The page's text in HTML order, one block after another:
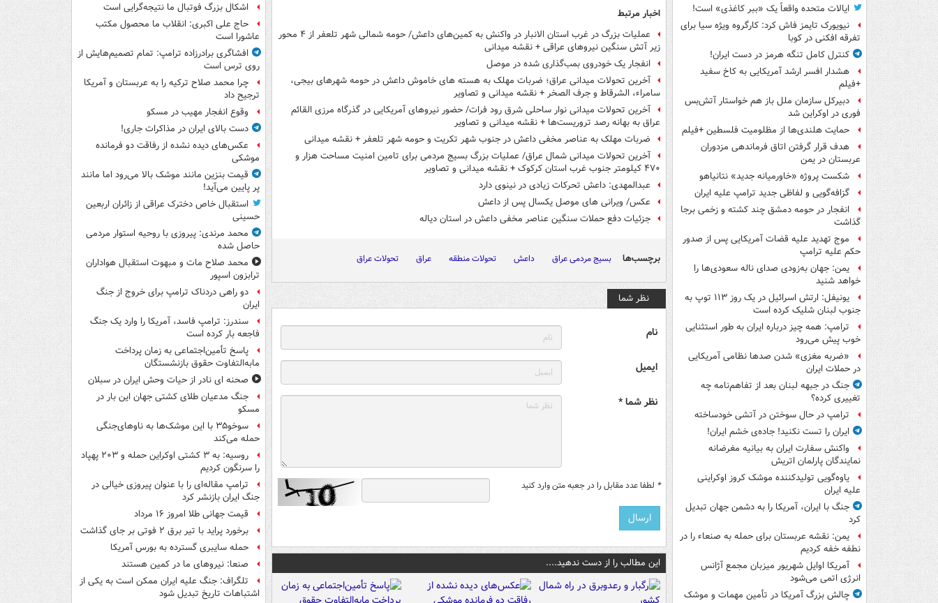
ایالات متحده واقعاً یک «ببر کاغذی» است!
نیویورک تایمز فاش کرد: کارگروه ویژه سیا برای
تفرقه افکنی در کوبا
کنترل کامل تنگه هرمز در دست ایران!
هشدار افسر ارشد آمریکایی به کاخ سفید
+فیلم
دبیرکل سازمان ملل باز هم خواستار آتش‌بس
فوری در اوکراین شد
حمایت هلندی‌ها از مظلومیت فلسطین +فیلم
هدف قرار گرفتن اتاق‌ فرماندهی مزدوران
عربستان در یمن
شکست پروژه «خاورمیانه جدید» نتانیاهو
گزافه‌گویی و لفاظی جدید ترامپ علیه ایران
انفجار در حومه دمشق چند کشته و زخمی برجا
گذاشت
موج تهدید علیه قضات آمریکایی پس از صدور
حکم علیه ترامپ
یمن: جهان به‌زودی صدای ناله سعودی‌ها را
خواهد شنید
یونیفل: ارتش اسرائیل در یک روز ۱۱۳ توپ به
جنوب لبنان شلیک کرده است
ترامپ: همه چیز درباره ایران به طور استثنایی
خوب پیش می‌رود
«ضربه مغزی» شدن صدها نظامی آمریکایی
در حملات ایران
جنگ در جبهه لبنان بعد از تفاهم‌نامه چه
تغییری کرده؟
ترامپ در حال سوختن در آتشی خودساخته
ایران را تست نکنید! جاده‌ی خشم ایران!
واکنش سفارت ایران به بیانیه مغرضانه
نمایندگان پارلمان اتریش
یاوه‌گویی تولیدکننده موشک کروز اوکراینی
علیه ایران
جنگ با ایران، آمریکا را به دشمن جهان تبدیل
کرد
یمن: نقشه عربستان برای حمله به صنعاء را در
نطفه خفه کردیم
آمریکا اوایل شهریور میزبان مجمع آژانس
انرژی اتمی می‌شود
چالش بزرگ آمریکا در تأمین مهمات و موشک
اخبار مرتبط
عملیات بزرگ در غرب استان الانبار در واکنش به کمین‌های داعش/ حومه شمالی شهر تلعفر از ۴ محور
زیر آتش سنگین نیروهای عراقی + نقشه میدانی
انفجار یک خودروی بمب‌گذاری شده در موصل
آخرین تحولات میدانی عراق؛ ضربات مهلک به هسته های خاموش داعش در حومه شهرهای بیجی،
سامراء، الشرقاط و جرف الصخر + نقشه میدانی و تصاویر
آخرین تحولات میدانی نوار ساحلی شرق رود فرات/ حضور نیروهای آمریکایی در گذرگاه مرزی القائم
عراق به بهانه رصد تروریست‌ها + نقشه میدانی و تصاویر
ضربات مهلک به عناصر مخفی داعش در جنوب شهر تکریت و حومه شهر تلعفر + نقشه میدانی
آخرین تحولات میدانی شمال عراق/ عملیات بزرگ بسیج مردمی برای تامین امنیت مساحت هزار و
۴۷۰ کیلومتر جنوب غرب استان کرکوک + نقشه میدانی و تصاویر
عبدالمهدی: داعش تحرکات زیادی در نینوی دارد
عکس/ ویرانی های موصل یکسال پس از داعش
جزئیات دفع حملات سنگین عناصر مخفی داعش در استان دیاله
برچسب‌ها بسیج مردمی عراق داعش تحولات منطقه عراق تحولات عراق
نظر شما
نام
ایمیل
نظر شما *
* لطفا عدد مقابل را در جعبه متن وارد کنید
این مطالب را از دست ندهید....
اشکال بزرگ فوتبال ما نتیجه‌گرایی است
حاج علی اکبری: انقلاب ما محصول مکتب
عاشورا است
افشاگری برادرزاده ترامپ: تمام تصمیم‌هایش از
روی ترس است
چرا محمد صلاح ترکیه را به عربستان و آمریکا
ترجیح داد
وقوع انفجار مهیب در مسکو
دست بالای ایران در مذاکرات جاری!
عکس‌های دیده نشده از رفاقت دو فرمانده‌
موشکی
قیمت بنزین مانند موشک بالا می‌رود اما مانند
پر پایین می‌آید!
استقبال خاص دخترک عراقی از زائران اربعین
حسینی
محمد مرندی: پیروزی با روحیه استوار مردمی
حاصل شده
محمد صلاح مات و مبهوت استقبال هواداران
ترابزون اسپور
دو راهی دردناک ترامپ برای خروج از جنگ
ایران
سندرز: ترامپ فاسد، آمریکا را وارد یک جنگ
فاجعه بار کرده است
پاسخ تأمین‌اجتماعی به زمان پرداخت
مابه‌التفاوت حقوق بازنشستگان
صحنه ای نادر از حیات وحش ایران در سبلان
جنگ مدعیان طلای کشتی جهان این بار در
مسکو
سوخو۳۵ با این موشک‌ها به ناوهای‌جنگی
حمله می‌کند
روسیه: به ۳ کشتی اوکراین حمله و ۲۰۳ پهپاد
را سرنگون کردیم
ترامپ مقاله‌ای را با عنوان پیروزی خیالی در
جنگ ایران بازنشر کرد
قیمت جهانی طلا امروز ۱۶ مرداد
برخورد پراید با تیر برق ۲ فوتی بر جای گذاشت
حمله سایبری گسترده به بورس آمریکا
صنعا: نیروهای ما در کمین‌ هستند
تلگراف: جنگ علیه ایران ممکن است به یکی از
اشتباهات تاریخ تبدیل شود